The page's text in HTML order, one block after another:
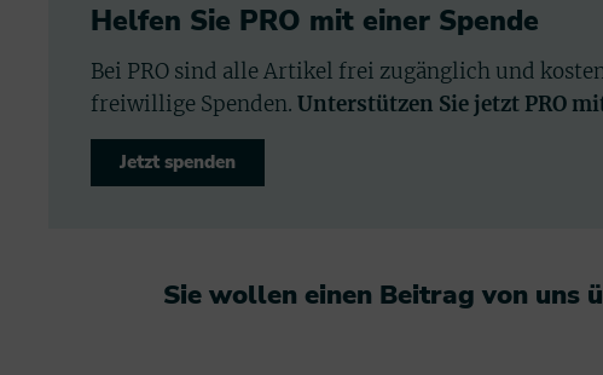
Helfen Sie PRO mit einer Spende
Bei PRO sind alle Artikel frei zugänglich und
freiwillige Spenden. Unterstützen Sie jetzt PRO
Jetzt spenden
Sie wollen einen Beitrag von uns